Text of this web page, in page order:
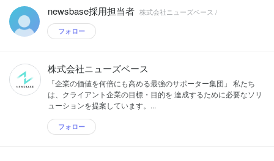
newsbase採用担当者 株式会社ニューズベース /
フォロー
株式会社ニューズベース
「企業の価値を何倍にも高める最強のサポーター集団」 私たち
は、クライアント企業の目標・目的を 達成するために必要なソリ
ューションを提案しています。...
フォロー